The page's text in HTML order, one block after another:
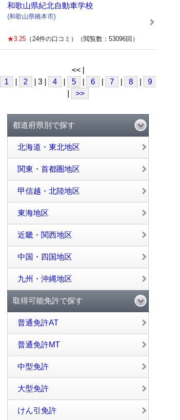
和歌山県紀北自動車学校
(和歌山県橋本市)
★3.25 （24件の口コミ）（閲覧数：53096回）
<< |
1
2 | 3 | 4 5 6 7 8 9
>>
都道府県別で探す
北海道・東北地区
関東・首都圏地区
甲信越・北陸地区
東海地区
近畿・関西地区
中国・四国地区
九州・沖縄地区
取得可能免許で探す
普通免許AT
普通免許MT
中型免許
大型免許
けん引免許